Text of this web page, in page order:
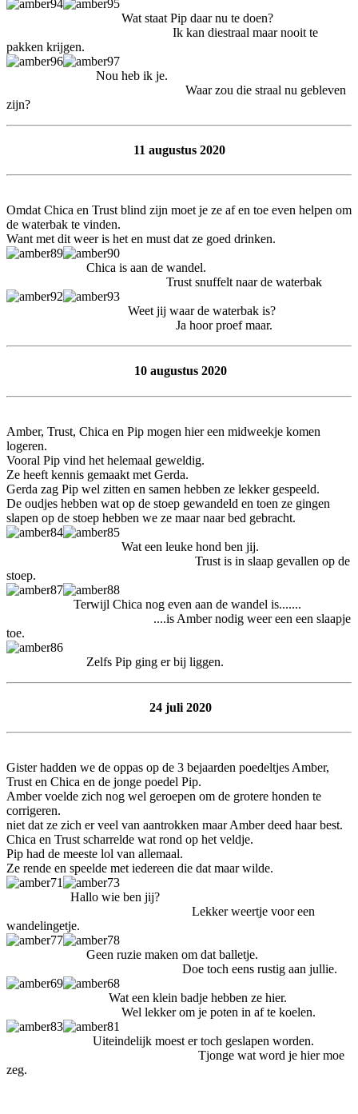
Wat staat Pip daar nu te doen?
Ik kan diestraal maar nooit te
pakken krijgen.
Nou heb ik je.
Waar zou die straal nu gebleven
zijn?
11 augustus 2020
Omdat Chica en Trust blind zijn moet je ze af en toe even helpen om
de waterbak te vinden.
Want met dit weer is het en must dat ze goed drinken.
Chica is aan de wandel.
Trust snuffelt naar de waterbak
Weet jij waar de waterbak is?
Ja hoor proef maar.
10 augustus 2020
Amber, Trust, Chica en Pip mogen hier een midweekje komen
logeren.
Vooral Pip vind het helemaal geweldig.
Ze heeft kennis gemaakt met Gerda.
Gerda zag Pip wel zitten en samen hebben ze lekker gespeeld.
De oudjes hebben wat op de stoep gewandeld en toen ze gingen
slapen op de stoep hebben we ze maar naar bed gebracht.
Wat een leuke hond ben jij.
Trust is in slaap gevallen op de
stoep.
Terwijl Chica nog even aan de wandel is.......
....is Amber nodig weer een een slaapje
toe.
Zelfs Pip ging er bij liggen.
24 juli 2020
Gister hadden we de oppas op de 3 bejaarden poedeltjes Amber,
Trust en Chica en de jonge poedel Pip.
Amber voelde zich nog wel geroepen om de grotere honden te
corrigeren.
niet dat ze zich er veel van aantrokken maar Amber deed haar best.
Chica en Trust scharrelde wat rond op het veldje.
Pip had de meeste lol van allemaal.
Ze rende en speelde met iedereen die dat maar wilde.
Hallo wie ben jij?
Lekker weertje voor een
wandelingetje.
Geen ruzie maken om dat balletje.
Doe toch eens rustig aan jullie.
Wat een klein badje hebben ze hier.
Wel lekker om je poten in af te koelen.
Uiteindelijk moest er toch geslapen worden.
Tjonge wat word je hier moe
zeg.